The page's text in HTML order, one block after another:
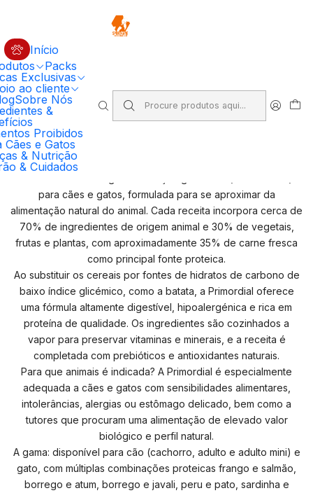
Início
Packs
Exclusivas
ao cliente
Sobre Nós
&
Proibidos
Cães e Gatos
& Nutrição
& Cuidados
🔥 5% DESCONTO EM COMPRAS SUPERIORES A 100€ EM RAÇÃO
PRIMORDIAL PARA CÃOCódigo: PRIMORDIAL5
Compre Agora
Ração Premium para Cães e Gatos | SportKane Loja Online
Primordial Grain Free - Nutrição sem cereais com carne fresca
para cães e gatos, formulada para se aproximar da
alimentação natural do animal. Cada receita incorpora cerca de
70% de ingredientes de origem animal e 30% de vegetais,
frutas e plantas, com aproximadamente 35% de carne fresca
como principal fonte proteica.
Ao substituir os cereais por fontes de hidratos de carbono de
baixo índice glicémico, como a batata, a Primordial oferece
uma fórmula altamente digestível, hipoalergénica e rica em
proteína de qualidade. Os ingredientes são cozinhados a
vapor para preservar vitaminas e minerais, e a receita é
completada com prebióticos e antioxidantes naturais.
Para que animais é indicada? A Primordial é especialmente
adequada a cães e gatos com sensibilidades alimentares,
intolerâncias, alergias ou estômago delicado, bem como a
tutores que procuram uma alimentação de elevado valor
biológico e perfil natural.
A gama: disponível para cão (cachorro, adulto e adulto mini) e
gato, com múltiplas combinações proteicas frango e salmão,
borrego e atum, borrego e javali, peru e pato, sardinha e